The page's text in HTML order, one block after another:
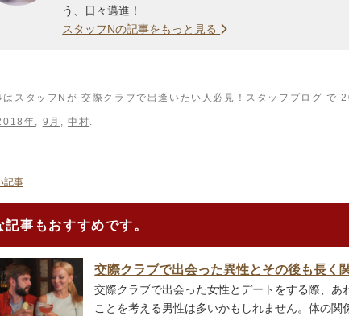
う、日々邁進！
スタッフNの記事をもっと見る
は スタッフN が交際クラブで出逢いたい人必見！スタッフブログ で
年, 9月 ,中村.
記事
記事もおすすめです。
交際クラブで出会った異性とその後も長く
交際クラブで出会った女性とデートをする際、
ことを考える男性は多いかもしれません。体の関